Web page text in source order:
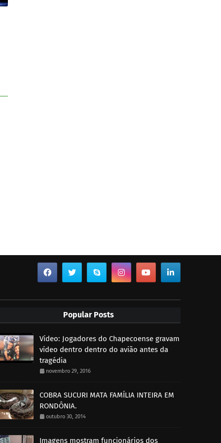
Popular Posts
Vídeo: Jogadores do Chapecoense gravam
vídeo dentro dentro do avião antes da
tragédia
novembro 29, 2016
COBRA SUCURI MATA FAMÍLIA INTEIRA EM
RONDÔNIA.
outubro 30, 2014
Imagens mostram funcionários dos